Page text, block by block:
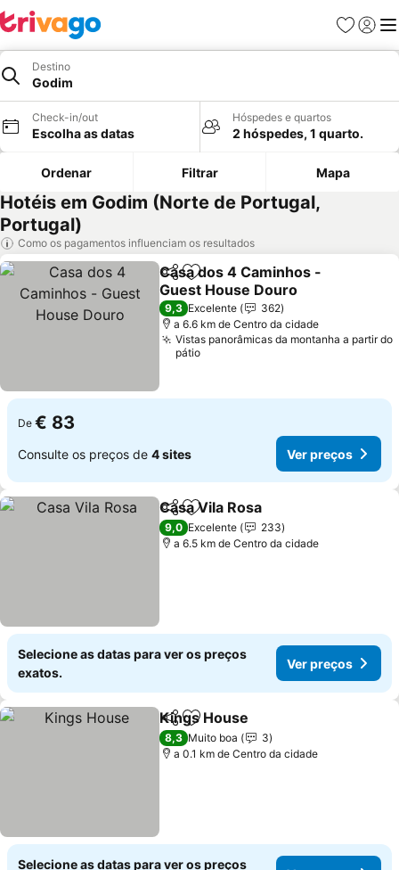
Favoritos
Iniciar
Destino
Godim
Check-in/out
Escolha as datas
Hóspedes e quartos
2 hóspedes, 1 quarto.
Ordenar Filtrar Mapa
Hotéis em Godim (Norte de Portugal,
Portugal)
Como os pagamentos influenciam os resultados
PartilharAdicionar aos favoritos
Casa dos 4 Caminhos -
Guest House Douro
Ver preços
9,3 Excelente
362
a 6.6 km de Centro da cidade
Vistas panorâmicas da montanha a partir do
pátio
De € 83
Consulte os preços de 4 sites Ver preços
PartilharAdicionar aos favoritos
Casa Vila Rosa
9,0 Excelente
233
a 6.5 km de Centro da cidade
Selecione as datas para ver os preços
exatos.
Ver preços
PartilharAdicionar aos favoritos
Kings House
8,3 Muito boa
3
a 0.1 km de Centro da cidade
Selecione as datas para ver os preços